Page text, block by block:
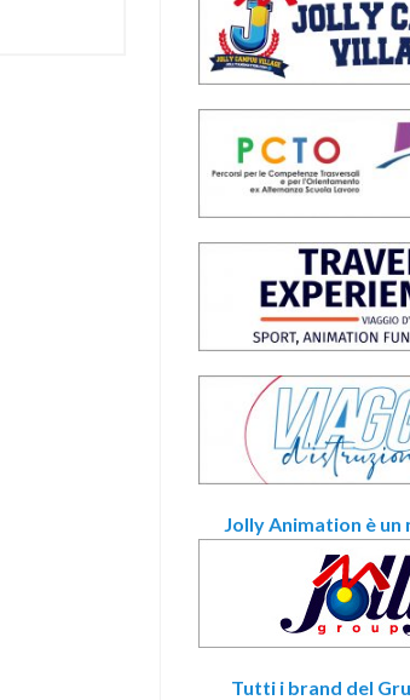
Jolly Animation è un
Tutti i brand del